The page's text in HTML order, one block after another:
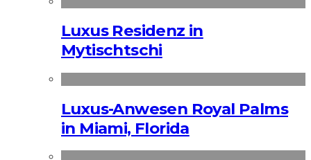
Luxus Residenz in
Mytischtschi
Luxus-Anwesen Royal Palms
in Miami, Florida